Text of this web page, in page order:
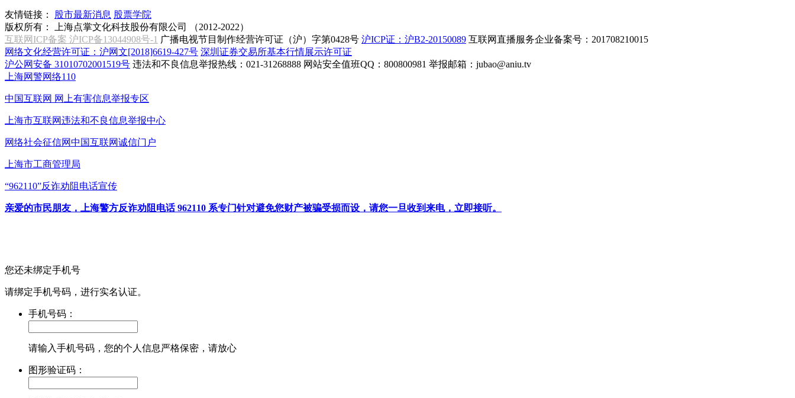
友情链接： 股市最新消息 股票学院
版权所有：
上海点掌文化科技股份有限公司 （2012-2022）
互联网ICP备案 沪ICP备13044908号-1 广播电视节目制作经营许可证（沪）字第0428号 沪ICP证：沪B2-20150089 互联网直播服务企业备案号：201708210015
网络文化经营许可证：沪网文[2018]6619-427号 深圳证券交易所基本行情展示许可证
沪公网安备 31010702001519号 违法和不良信息举报热线：021-31268888 网站安全值班QQ：800800981 举报邮箱： jubao@aniu.tv
上海网警网络110
中国互联网 网上有害信息举报专区
上海市互联网违法和不良信息举报中心
网络社会征信网中国互联网诚信门户
上海市工商管理局
“962110”反诈劝阻电话宣传
亲爱的市民朋友，上海警方反诈劝阻电话 962110 系专门针对避免您财产被骗受损而设，请您一旦收到来电，立即接听。
您还未绑定手机号
请绑定手机号码，进行实名认证。
手机号码：
请输入手机号码，您的个人信息严格保密，请放心
图形验证码：